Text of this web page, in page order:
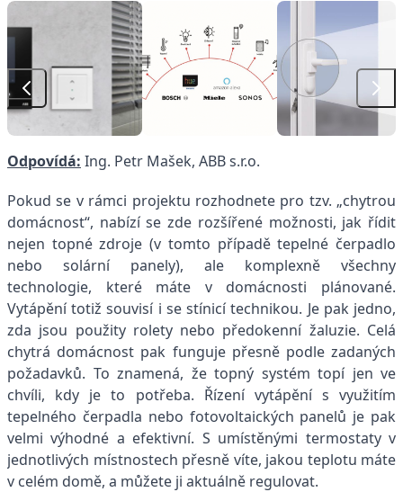
Odpovídá: Ing. Petr Mašek, ABB s.r.o.
Pokud se v rámci projektu rozhodnete pro tzv. „chytrou
domácnost“, nabízí se zde rozšířené možnosti, jak řídit
nejen topné zdroje (v tomto případě tepelné čerpadlo
nebo solární panely), ale komplexně všechny
technologie, které máte v domácnosti plánované.
Vytápění totiž souvisí i se stínicí technikou. Je pak jedno,
zda jsou použity rolety nebo předokenní žaluzie. Celá
chytrá domácnost pak funguje přesně podle zadaných
požadavků. To znamená, že topný systém topí jen ve
chvíli, kdy je to potřeba. Řízení vytápění s využitím
tepelného čerpadla nebo fotovoltaických panelů je pak
velmi výhodné a efektivní. S umístěnými termostaty v
jednotlivých místnostech přesně víte, jakou teplotu máte
v celém domě, a můžete ji aktuálně regulovat.